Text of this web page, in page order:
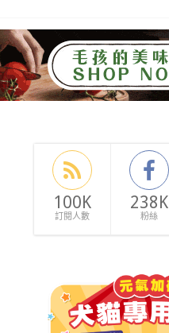
100K
訂閱人數
238K
粉絲